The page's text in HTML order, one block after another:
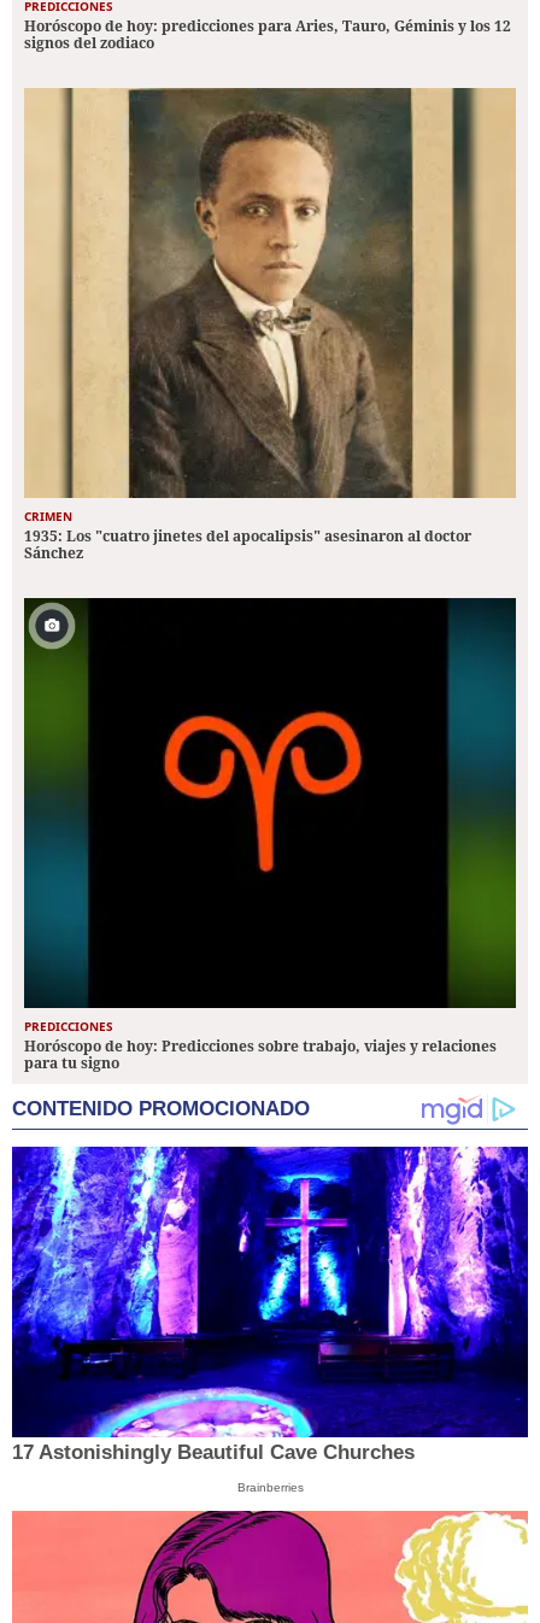
PREDICCIONES
Horóscopo de hoy: predicciones para Aries, Tauro, Géminis y los 12
signos del zodiaco
CRIMEN
1935: Los "cuatro jinetes del apocalipsis" asesinaron al doctor
Sánchez
PREDICCIONES
Horóscopo de hoy: Predicciones sobre trabajo, viajes y relaciones
para tu signo
CONTENIDO PROMOCIONADO
17 Astonishingly Beautiful Cave Churches
Brainberries